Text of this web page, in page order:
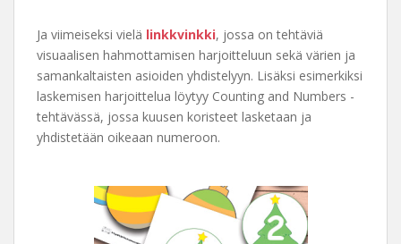
Ja viimeiseksi vielä linkkvinkki, jossa on tehtäviä
visuaalisen hahmottamisen harjoitteluun sekä värien ja
samankaltaisten asioiden yhdistelyyn. Lisäksi esimerkiksi
laskemisen harjoittelua löytyy Counting and Numbers -
tehtävässä, jossa kuusen koristeet lasketaan ja
yhdistetään oikeaan numeroon.